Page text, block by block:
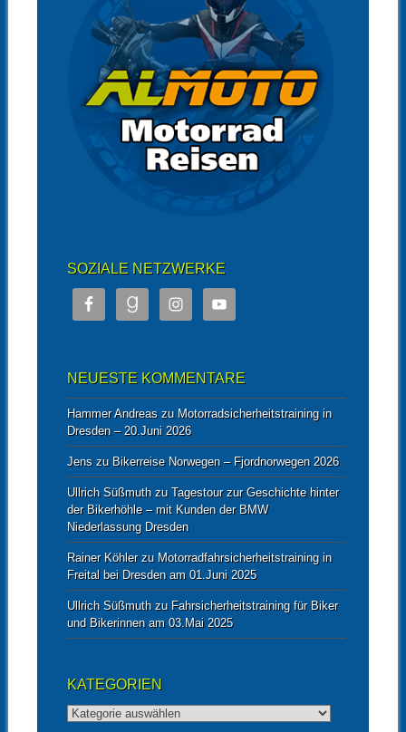
SOZIALE NETZWERKE
NEUESTE KOMMENTARE
Hammer Andreaszu Motorradsicherheitstraining in
Dresden – 20.Juni 2026
Jenszu Bikerreise Norwegen – Fjordnorwegen 2026
Ullrich Süßmuthzu Tagestour zur Geschichte hinter
der Bikerhöhle – mit Kunden der BMW
Niederlassung Dresden
Rainer Köhlerzu Motorradfahrsicherheitstraining in
Freital bei Dresden am 01.Juni 2025
Ullrich Süßmuthzu Fahrsicherheitstraining für Biker
und Bikerinnen am 03.Mai 2025
KATEGORIEN
Kategorien